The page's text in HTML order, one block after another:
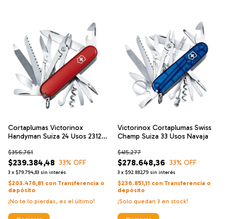
Cortaplumas Victorinox
Handyman Suiza 24 Usos 23126
$239.384,48
$356.761
33% OFF
3 x $79.794,83 sin interés
$203.476,81 con Transferencia o
depósito
¡No te lo pierdas, es el último!
Victorinox Cortaplumas Swiss
Champ Suiza 33 Usos Navaja
$278.648,36
$415.277
33% OFF
3 x $92.882,79 sin interés
$236.851,11 con Transferencia o
depósito
¡Solo quedan 3 en stock!